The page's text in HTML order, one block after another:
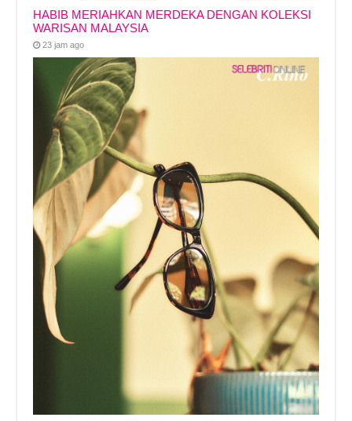
HABIB MERIAHKAN MERDEKA DENGAN KOLEKSI
WARISAN MALAYSIA
23 jam ago